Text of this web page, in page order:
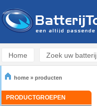
Home Zoek uw batterij
home » producten
PRODUCTGROEPEN